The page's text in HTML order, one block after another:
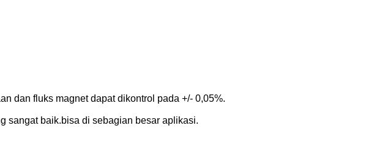
dan fluks magnet dapat dikontrol pada +/- 0,05%.
sangat baik.bisa di sebagian besar aplikasi.